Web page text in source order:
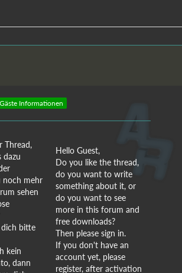
Gäste Informationen
Thread,
dazu
noch mehr
sehen
bitte
kein
dann
Hello Guest,
Do you like the thread,
do you want to write
something about it, or
do you want to see
more in this forum and
free downloads?
Then please sign in.
If you don't have an
account yet, please
register, after activation